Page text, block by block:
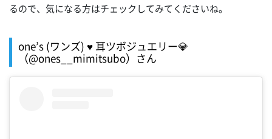
るので、気になる方はチェックしてみてくださいね。
one’s (ワンズ) ♥ 耳ツボジュエリー💎
（@ones__mimitsubo）さん